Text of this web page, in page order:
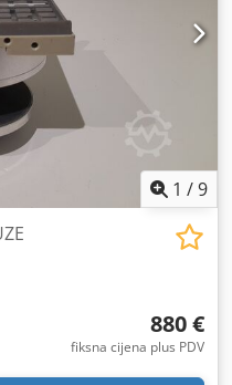
1 /9
880 €
fiksna cijena plus PDV